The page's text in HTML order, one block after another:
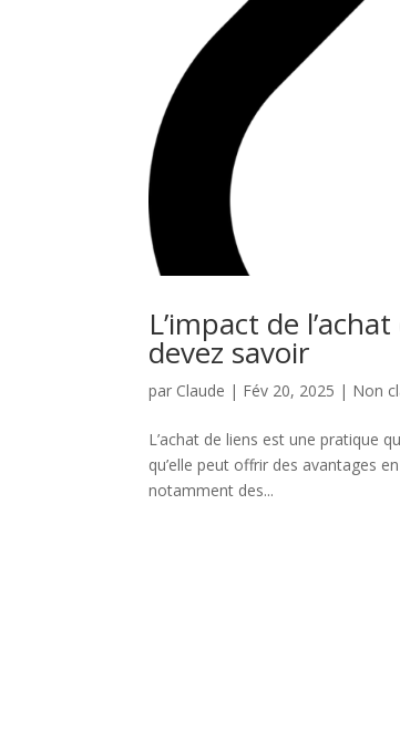
L’impact de
devez savoir
par Claude | Fév 20, 2025 | Non
L’achat de liens est une pratique
qu’elle peut offrir des avantages
notamment des...